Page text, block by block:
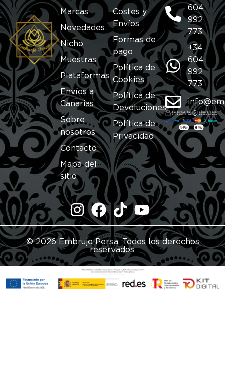
Marcas
Novedades
Nicho
Muestras
Plataformas
Envíos a
Canarias
Sobre
nosotros
Contacto
Mapa del
sitio
Costes y
Envíos
Formas de
pago
Política de
Cookies
Política de
Devoluciones
Política de
Privacidad
604
992
773
+34
604
992
773
© 2026 Embrujo Persa. Todos los derechos
reservados.